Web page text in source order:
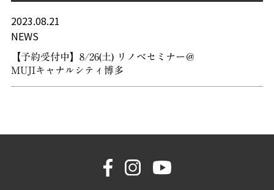
2023.08.21
NEWS
【予約受付中】8/26(土) リノベセミナー＠
MUJIキャナルシティ博多